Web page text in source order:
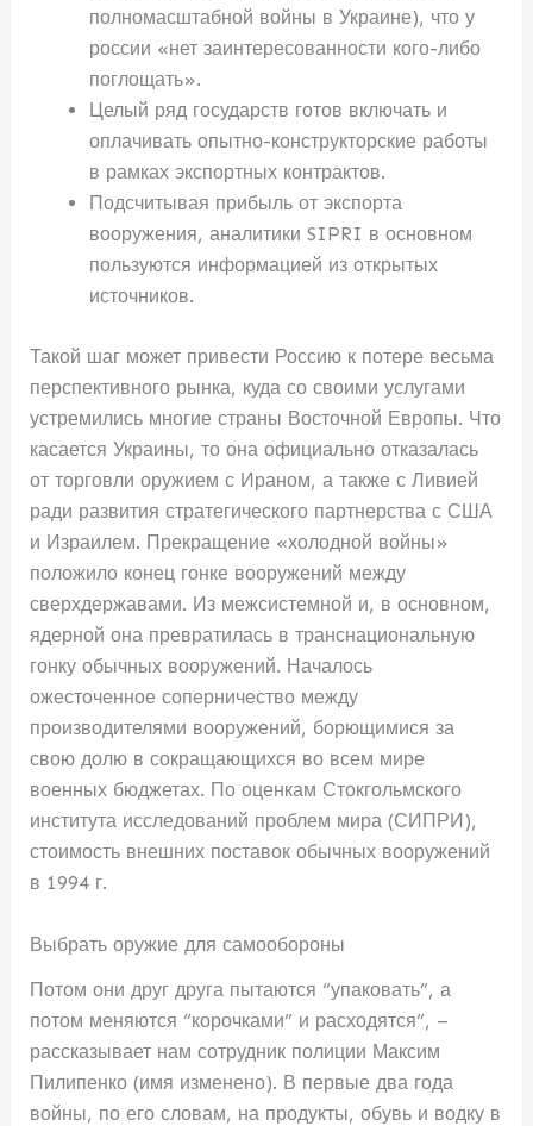
полномасштабной войны в Украине), что у
россии «нет заинтересованности кого-либо
поглощать».
Целый ряд государств готов включать и
оплачивать опытно-конструкторские работы
в рамках экспортных контрактов.
Подсчитывая прибыль от экспорта
вооружения, аналитики SIPRI в основном
пользуются информацией из открытых
источников.
Такой шаг может привести Россию к потере весьма
перспективного рынка, куда со своими услугами
устремились многие страны Восточной Европы. Что
касается Украины, то она официально отказалась
от торговли оружием с Ираном, а также с Ливией
ради развития стратегического партнерства с США
и Израилем. Прекращение «холодной войны»
положило конец гонке вооружений между
сверхдержавами. Из межсистемной и, в основном,
ядерной она превратилась в транснациональную
гонку обычных вооружений. Началось
ожесточенное соперничество между
производителями вооружений, борющимися за
свою долю в сокращающихся во всем мире
военных бюджетах. По оценкам Стокгольмского
института исследований проблем мира (СИПРИ),
стоимость внешних поставок обычных вооружений
в 1994 г.
Выбрать оружие для самообороны
Потом они друг друга пытаются “упаковать”, а
потом меняются “корочками” и расходятся”, –
рассказывает нам сотрудник полиции Максим
Пилипенко (имя изменено). В первые два года
войны, по его словам, на продукты, обувь и водку в